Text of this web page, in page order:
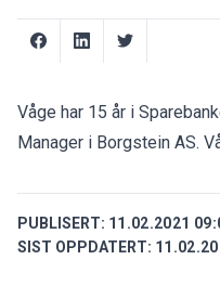
Våge har 15 år i
Manager i Borgstein AS.
PUBLISERT: 11.02.2021
SIST OPPDATERT: